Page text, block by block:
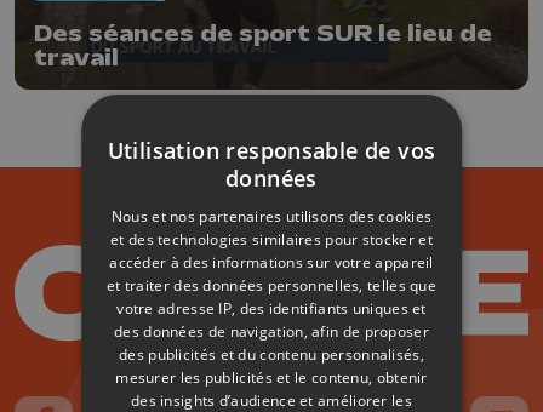
Des séances de sport SUR le lieu de
travail
Utilisation responsable de vos
données
Nous et nos partenaires utilisons des cookies
et des technologies similaires pour stocker et
accéder à des informations sur votre appareil
et traiter des données personnelles, telles que
votre adresse IP, des identifiants uniques et
des données de navigation, afin de proposer
des publicités et du contenu personnalisés,
mesurer les publicités et le contenu, obtenir
des insights d’audience et améliorer les